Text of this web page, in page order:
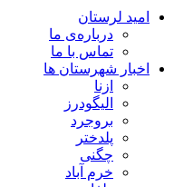
امید لرستان
درباره‌ی ما
تماس با ما
اخبار شهرستان ها
ازنا
الیگودرز
بروجرد
پلدختر
چگنی
خرم آباد